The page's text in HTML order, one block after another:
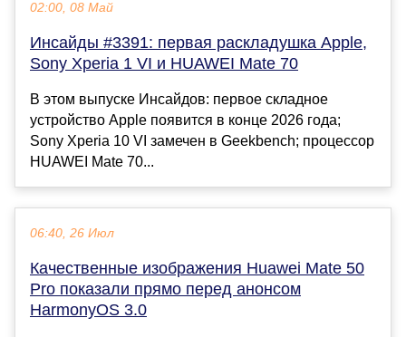
02:00, 08 Май
Инсайды #3391: первая раскладушка Apple,
Sony Xperia 1 VI и HUAWEI Mate 70
В этом выпуске Инсайдов: первое складное
устройство Apple появится в конце 2026 года;
Sony Xperia 10 VI замечен в Geekbench; процессор
HUAWEI Mate 70...
06:40, 26 Июл
Качественные изображения Huawei Mate 50
Pro показали прямо перед анонсом
HarmonyOS 3.0